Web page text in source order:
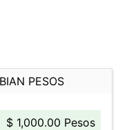
PESOS
$ 1,000.00 Pesos